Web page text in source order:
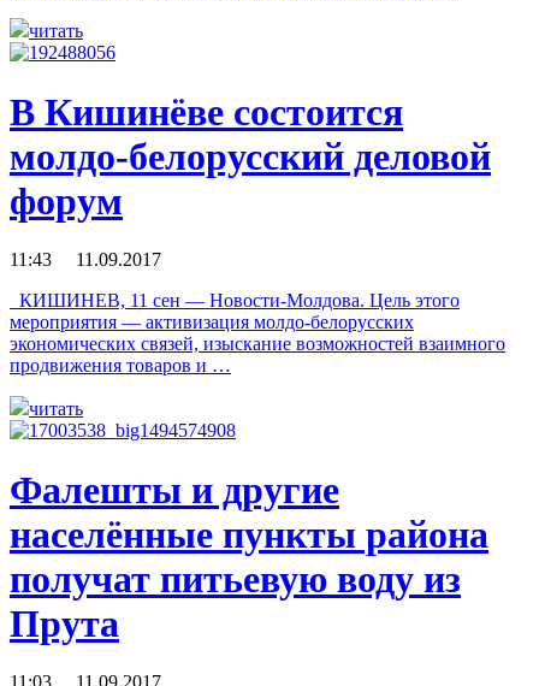
читать
В Кишинёве состоится
молдо-белорусский деловой
форум
11:43 11.09.2017
КИШИНЕВ, 11 сен — Новости-Молдова. Цель этого
мероприятия — активизация молдо-белорусских
экономических связей, изыскание возможностей взаимного
продвижения товаров и …
читать
Фалешты и другие
населённые пункты района
получат питьевую воду из
Прута
11:03 11.09.2017